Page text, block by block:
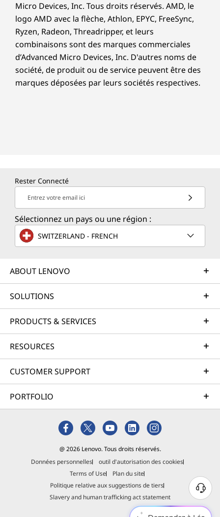
Micro Devices, Inc. Tous droits réservés. AMD, le
logo AMD avec la flèche, Athlon, EPYC, FreeSync,
Ryzen, Radeon, Threadripper, et leurs
combinaisons sont des marques commerciales
d’Advanced Micro Devices, Inc. D'autres noms de
société, de produit ou de service peuvent être des
marques déposées par leurs sociétés respectives.
Rester Connecté
Entrez votre email ici
Sélectionnez un pays ou une région :
SWITZERLAND - FRENCH
ABOUT LENOVO
SOLUTIONS
PRODUCTS & SERVICES
RESOURCES
CUSTOMER SUPPORT
PORTFOLIO
@ 2026 Lenovo. Tous droits réservés.
Données personnelles
outil d'autorisation des cookies
Terms of Use
Plan du site
Politique relative aux suggestions de tiers
Slavery and human trafficking act statement